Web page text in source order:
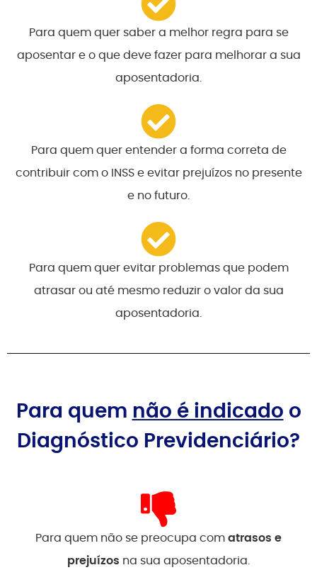
Para quem quer saber a melhor regra para se
aposentar e o que deve fazer para melhorar a sua
aposentadoria.
Para quem quer entender a forma correta de
contribuir com o INSS e evitar prejuízos no presente
e no futuro.
Para quem quer evitar problemas que podem
atrasar ou até mesmo reduzir o valor da sua
aposentadoria.
Para quem não é indicado o
Diagnóstico Previdenciário?
Para quem não se preocupa comatrasos e
prejuízos na sua aposentadoria.